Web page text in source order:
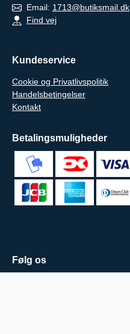
Email: 1713@butiksmail.dk
Find vej
Kundeservice
Cookie og Privatlivspolitik
Handelsbetingelser
Kontakt
Betalingsmuligheder
Følg os